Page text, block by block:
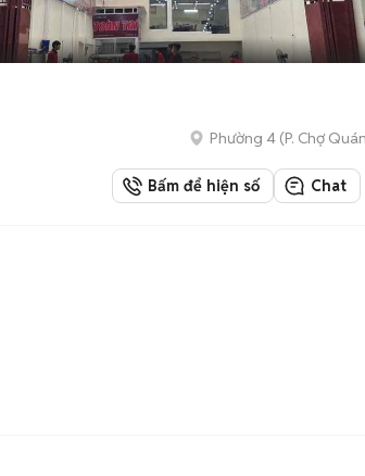
Phường 4 (P. Chợ
Bấm để hiện số Chat